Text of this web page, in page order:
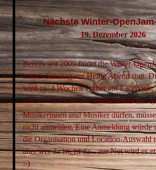
Nächste Winter-
19. Dezember 2026
Bereits seit 2009 findet die Winter-
immer Samstag vor Heilig Abend statt.
wird ca. 4 Wochen vorher auf
und auch hier auf der Webseite bekannt
Musikerinnen und Musiker dürfen,
nicht anmelden. Eine Anmeldung würde
die Organisation und Location-Auswahl
aber wer da ist, ist da... zur Not wird es
:-)